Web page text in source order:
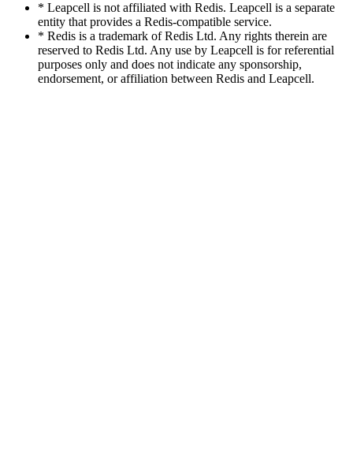
* Leapcell is not affiliated with Redis. Leapcell is a separate
entity that provides a Redis-compatible service.
* Redis is a trademark of Redis Ltd. Any rights therein are
reserved to Redis Ltd. Any use by Leapcell is for referential
purposes only and does not indicate any sponsorship,
endorsement, or affiliation between Redis and Leapcell.